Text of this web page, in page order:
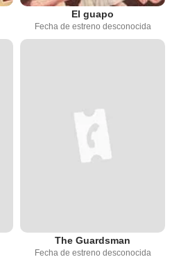
El guapo
Fecha de estreno desconocida
The Guardsman
Fecha de estreno desconocida